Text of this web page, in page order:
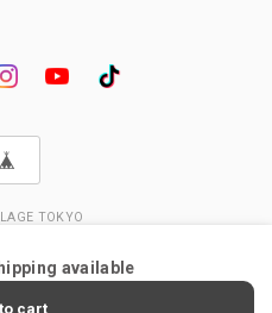
TOKYO
available
cart
に質問する